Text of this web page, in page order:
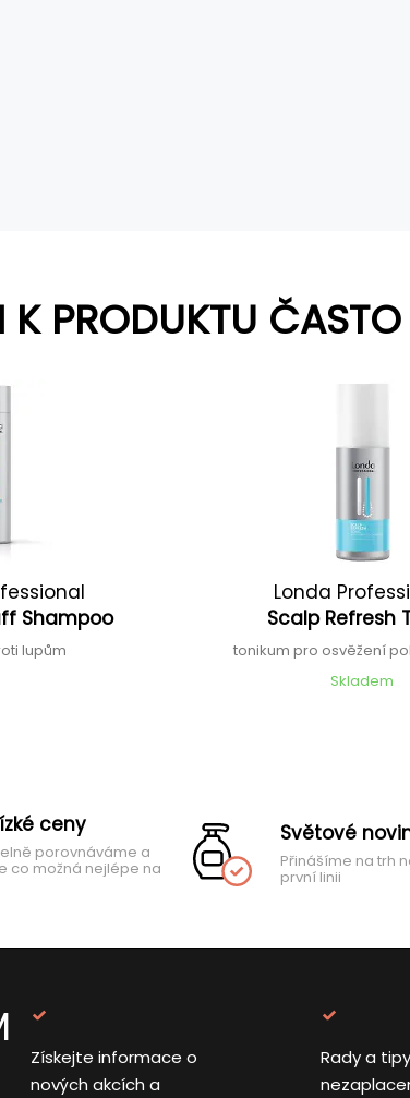
K PRODUKTU
Shampoo
lupům
Londa
Scalp Refresh
tonikum pro osvěžení
Skladem
ceny
porovnáváme a
co možná nejlépe na
Světové
Přinášíme na trh
první linii
Získejte informace o
nových akcích a
Rady a